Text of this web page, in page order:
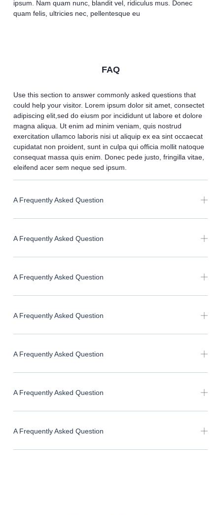
ipsum. Nam quam nunc, blandit vel, ridiculus mus. Donec
quam felis, ultricies nec, pellentesque eu
FAQ
Use this section to answer commonly asked questions that
could help your visitor. Lorem ipsum dolor sit amet, consectet
adipiscing elit,sed do eiusm por incididunt ut labore et dolore
magna aliqua. Ut enim ad minim veniam, quis nostrud
exercitation ullamco laboris nisi ut aliquip ex ea sint occaecat
cupidatat non proident, sunt in culpa qui officia mollit natoque
consequat massa quis enim. Donec pede justo, fringilla vitae,
eleifend acer sem neque sed ipsum.
A Frequently Asked Question
A Frequently Asked Question
A Frequently Asked Question
A Frequently Asked Question
A Frequently Asked Question
A Frequently Asked Question
A Frequently Asked Question